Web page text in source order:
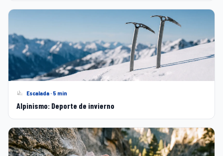
Escalada · 5 min
Alpinismo: Deporte de invierno